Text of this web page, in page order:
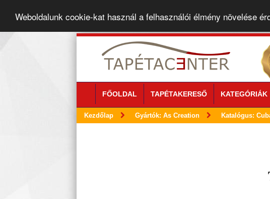
Weboldalunk cookie-kat használ a felhasználói élmény növelése
FŐOLDAL TAPÉTAKERESŐ KATEGÓRIÁK
Kezdőlap Gyártók: As Creation Katalógus: